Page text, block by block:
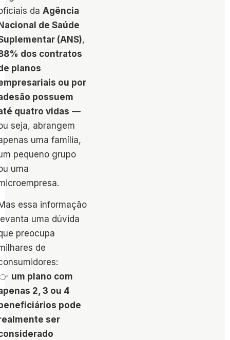
da Agência
de Saúde
(ANS),
dos contratos
planos
ou por
possuem
quatro vidas —
seja, abrangem
uma família,
pequeno grupo
uma
essa informação
uma dúvida
preocupa
de
um plano com
2, 3 ou 4
pode
ser